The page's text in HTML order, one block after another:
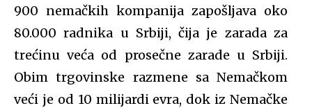
900 nemačkih kompanija zapošljava oko
80.000 radnika u Srbiji, čija je zarada za
trećinu veća od prosečne zarade u Srbiji.
Obim trgovinske razmene sa Nemačkom
veći je od 10 milijardi evra, dok iz Nemačke